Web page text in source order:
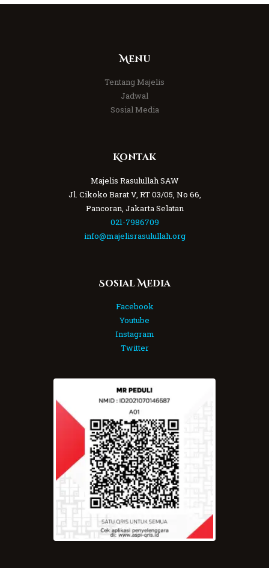
Menu
Tentang Majelis
Jadwal
Sosial Media
Kontak
Majelis Rasulullah SAW
Jl. Cikoko Barat V, RT 03/05, No 66,
Pancoran, Jakarta Selatan
021-7986709
info@majelisrasulullah.org
Sosial Media
Facebook
Youtube
Instagram
Twitter